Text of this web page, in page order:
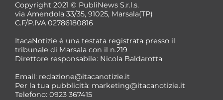
*
Copyright 2021 © PubliNews S.r.l.s.
via Amendola 33/35, 91025, Marsala(TP)
C.F/P.IVA 02786180816
ItacaNotizie è una testata registrata presso il
tribunale di Marsala con il n.219
Direttore responsabile: Nicola Baldarotta
Email: redazione@itacanotizie.it
Per la tua pubblicità: marketing@itacanotizie.it
Telefono: 0923 367415